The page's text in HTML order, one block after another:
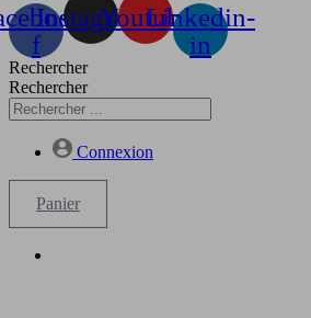
f
InstagramYoutubeLinkedin-
in
Rechercher
Rechercher
Connexion
Panier